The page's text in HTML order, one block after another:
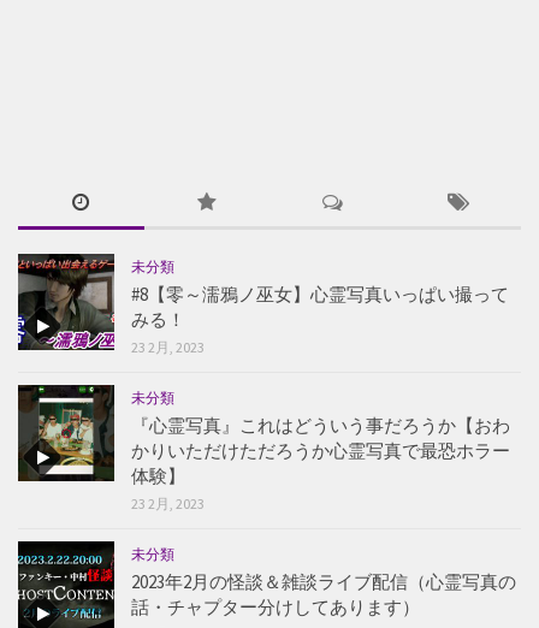
未分類
#8【零～濡鴉ノ巫女】心霊写真いっぱい撮って
みる！
23 2月, 2023
未分類
『心霊写真』これはどういう事だろうか【おわ
かりいただけただろうか心霊写真で最恐ホラー
体験】
23 2月, 2023
未分類
2023年2月の怪談＆雑談ライブ配信（心霊写真の
話・チャプター分けしてあります）